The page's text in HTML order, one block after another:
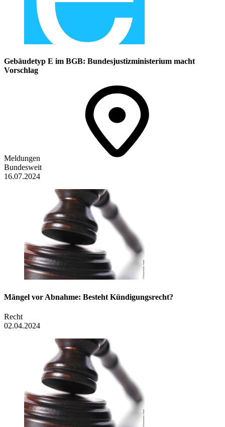
Gebäudetyp E im BGB: Bundesjustizministerium macht
Vorschlag
Meldungen
Bundesweit
16.07.2024
Mängel vor Abnahme: Besteht Kündigungsrecht?
Recht
02.04.2024